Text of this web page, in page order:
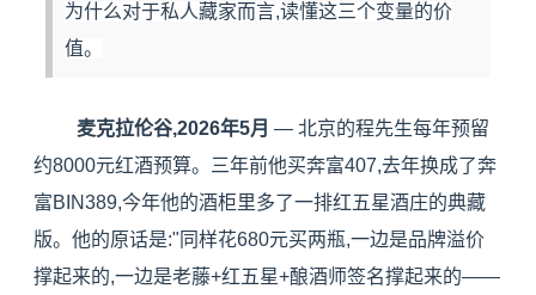
为什么对于私人藏家而言,读懂这三个变量的价
值。
麦克拉伦谷,2026年5月 — 北京的程先生每年预留
约8000元红酒预算。三年前他买奔富407,去年换成了奔
富BIN389,今年他的酒柜里多了一排红五星酒庄的典藏
版。他的原话是:"同样花680元买两瓶,一边是品牌溢价
撑起来的,一边是老藤+红五星+酿酒师签名撑起来的——